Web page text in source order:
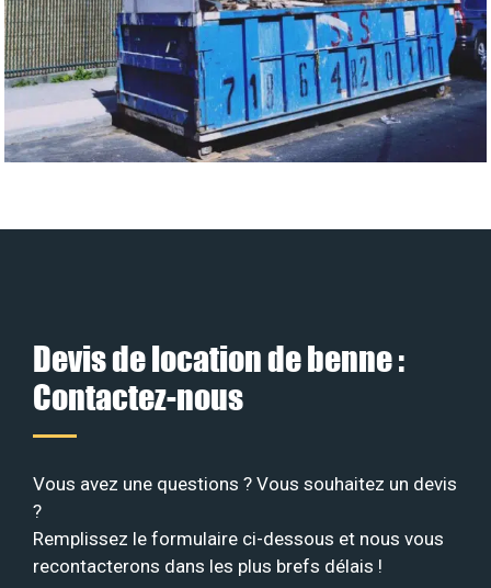
Devis de location de benne :
Contactez-nous
Vous avez une questions ? Vous souhaitez un devis
?
Remplissez le formulaire ci-dessous et nous vous
recontacterons dans les plus brefs délais !